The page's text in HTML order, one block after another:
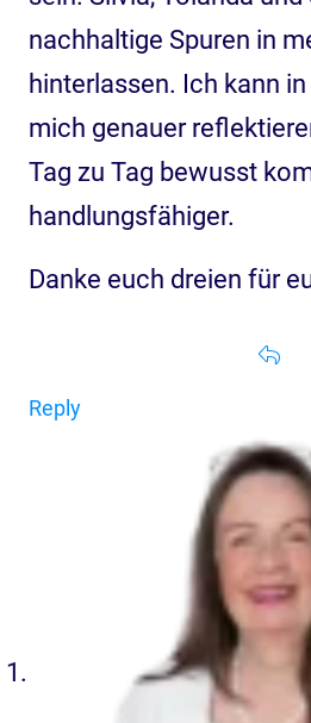
nachhaltige Spuren in
hinterlassen. Ich kann
mich genauer
Tag zu Tag bewusst
handlungsfähiger.
Danke euch dreien für
Reply